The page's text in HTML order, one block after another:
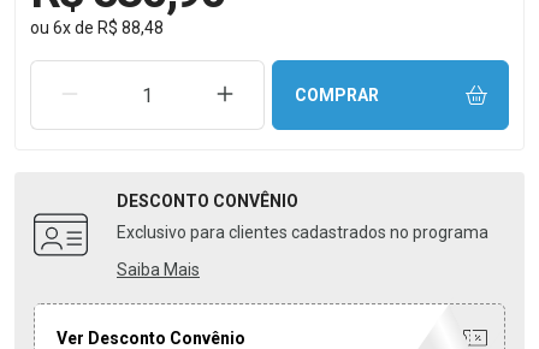
ou 6xde R$ 88,48
REMOVER UMA UNIDADEAUMENTAR UMA UNIDADE
COMPRAR
DESCONTO CONVÊNIO
Exclusivo para clientes cadastrados no programa
Saiba Mais
Ver Desconto Convênio